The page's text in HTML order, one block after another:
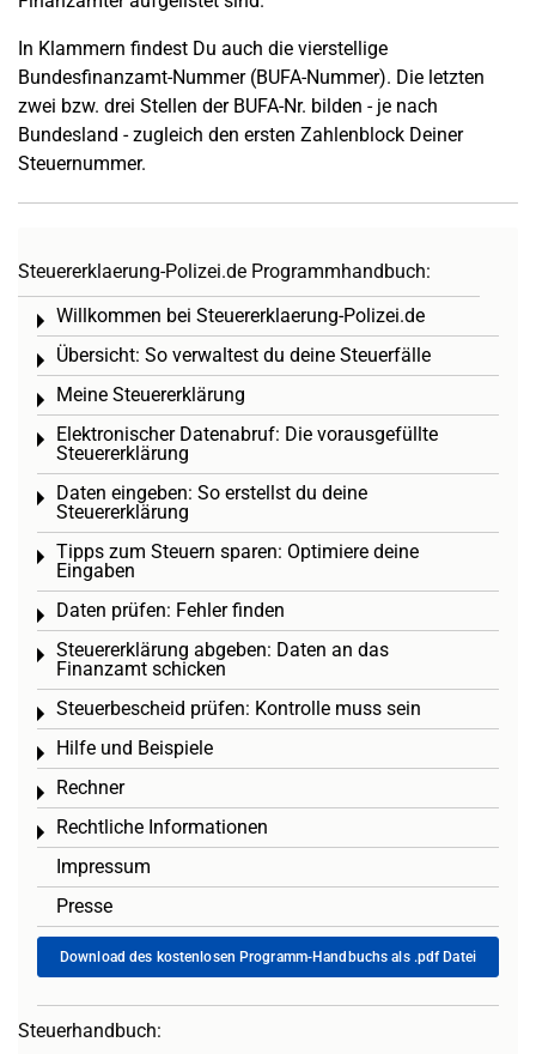
In Klammern findest Du auch die vierstellige
Bundesfinanzamt-Nummer (BUFA-Nummer). Die letzten
zwei bzw. drei Stellen der BUFA-Nr. bilden - je nach
Bundesland - zugleich den ersten Zahlenblock Deiner
Steuernummer.
Steuererklaerung-Polizei.de Programmhandbuch:
Willkommen bei Steuererklaerung-Polizei.de
Toggle menu
Übersicht: So verwaltest du deine Steuerfälle
Toggle menu
Meine Steuererklärung
Toggle menu
Elektronischer Datenabruf: Die vorausgefüllte
Steuererklärung
Toggle menu
Daten eingeben: So erstellst du deine
Steuererklärung
Toggle menu
Tipps zum Steuern sparen: Optimiere deine
Eingaben
Toggle menu
Daten prüfen: Fehler finden
Toggle menu
Steuererklärung abgeben: Daten an das
Finanzamt schicken
Toggle menu
Steuerbescheid prüfen: Kontrolle muss sein
Toggle menu
Hilfe und Beispiele
Toggle menu
Rechner
Toggle menu
Rechtliche Informationen
Toggle menu
Impressum
Presse
Download des kostenlosen Programm-Handbuchs als .pdf Datei
Steuerhandbuch: